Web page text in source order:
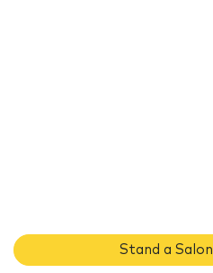
Stand a